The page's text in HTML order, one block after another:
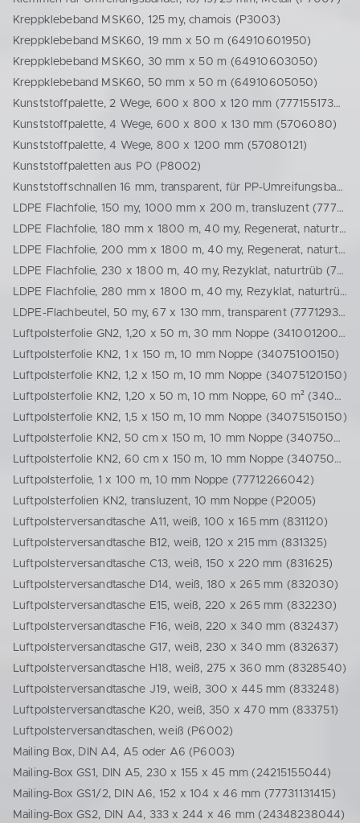
Kreppklebeband MSK60, 125 my, chamois (P3003)
Kreppklebeband MSK60, 19 mm x 50 m (64910601950)
Kreppklebeband MSK60, 30 mm x 50 m (64910603050)
Kreppklebeband MSK60, 50 mm x 50 m (64910605050)
Kunststoffpalette, 2 Wege, 600 x 800 x 120 mm (77715517372)
Kunststoffpalette, 4 Wege, 600 x 800 x 130 mm (5706080)
Kunststoffpalette, 4 Wege, 800 x 1200 mm (57080121)
Kunststoffpaletten aus PO (P8002)
Kunststoffschnallen 16 mm, transparent, für PP-Umreifungsband im Spendekarton (7216)
LDPE Flachfolie, 150 my, 1000 mm x 200 m, transluzent (77712623517)
LDPE Flachfolie, 180 mm x 1800 m, 40 my, Regenerat, naturtrüb (77700362004)
LDPE Flachfolie, 200 mm x 1800 m, 40 my, Regenerat, naturtrüb (77700362005)
LDPE Flachfolie, 230 x 1800 m, 40 my, Rezyklat, naturtrüb (77700362002)
LDPE Flachfolie, 280 mm x 1800 m, 40 my, Rezyklat, naturtrüb (77700362003)
LDPE-Flachbeutel, 50 my, 67 x 130 mm, transparent (77712932326)
Luftpolsterfolie GN2, 1,20 x 50 m, 30 mm Noppe (34100120050)
Luftpolsterfolie KN2, 1 x 150 m, 10 mm Noppe (34075100150)
Luftpolsterfolie KN2, 1,2 x 150 m, 10 mm Noppe (34075120150)
Luftpolsterfolie KN2, 1,20 x 50 m, 10 mm Noppe, 60 m² (34075120050)
Luftpolsterfolie KN2, 1,5 x 150 m, 10 mm Noppe (34075150150)
Luftpolsterfolie KN2, 50 cm x 150 m, 10 mm Noppe (34075050150)
Luftpolsterfolie KN2, 60 cm x 150 m, 10 mm Noppe (34075060150)
Luftpolsterfolie, 1 x 100 m, 10 mm Noppe (77712266042)
Luftpolsterfolien KN2, transluzent, 10 mm Noppe (P2005)
Luftpolsterversandtasche A11, weiß, 100 x 165 mm (831120)
Luftpolsterversandtasche B12, weiß, 120 x 215 mm (831325)
Luftpolsterversandtasche C13, weiß, 150 x 220 mm (831625)
Luftpolsterversandtasche D14, weiß, 180 x 265 mm (832030)
Luftpolsterversandtasche E15, weiß, 220 x 265 mm (832230)
Luftpolsterversandtasche F16, weiß, 220 x 340 mm (832437)
Luftpolsterversandtasche G17, weiß, 230 x 340 mm (832637)
Luftpolsterversandtasche H18, weiß, 275 x 360 mm (8328540)
Luftpolsterversandtasche J19, weiß, 300 x 445 mm (833248)
Luftpolsterversandtasche K20, weiß, 350 x 470 mm (833751)
Luftpolsterversandtaschen, weiß (P6002)
Mailing Box, DIN A4, A5 oder A6 (P6003)
Mailing-Box GS1, DIN A5, 230 x 155 x 45 mm (24215155044)
Mailing-Box GS1/2, DIN A6, 152 x 104 x 46 mm (77731131415)
Mailing-Box GS2, DIN A4, 333 x 244 x 46 mm (24348238044)